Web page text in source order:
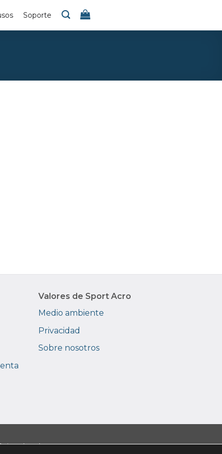
Soporte
Valores de Sport Acro
Medio ambiente
Privacidad
Sobre nosotros
legales